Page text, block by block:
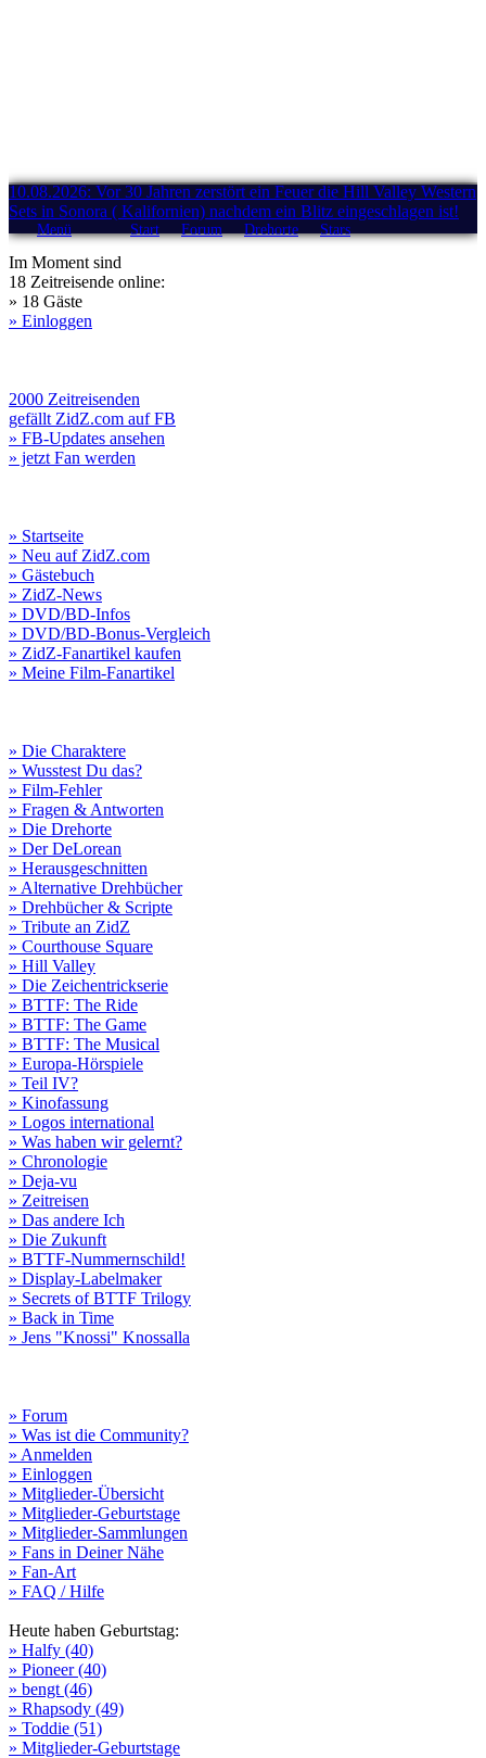
10.08.2026: Vor 30 Jahren zerstört ein Feuer die Hill Valley Western
Sets in Sonora ( Kalifornien) nachdem ein Blitz eingeschlagen ist!
Menü Start Forum Drehorte Stars
Im Moment sind
18 Zeitreisende online:
» 18 Gäste
» Einloggen
2000 Zeitreisenden
gefällt ZidZ.com auf FB
» FB-Updates ansehen
» jetzt Fan werden
» Startseite
» Neu auf ZidZ.com
» Gästebuch
» ZidZ-News
» DVD/BD-Infos
» DVD/BD-Bonus-Vergleich
» ZidZ-Fanartikel kaufen
» Meine Film-Fanartikel
» Die Charaktere
» Wusstest Du das?
» Film-Fehler
» Fragen & Antworten
» Die Drehorte
» Der DeLorean
» Herausgeschnitten
» Alternative Drehbücher
» Drehbücher & Scripte
» Tribute an ZidZ
» Courthouse Square
» Hill Valley
» Die Zeichentrickserie
» BTTF: The Ride
» BTTF: The Game
» BTTF: The Musical
» Europa-Hörspiele
» Teil IV?
» Kinofassung
» Logos international
» Was haben wir gelernt?
» Chronologie
» Deja-vu
» Zeitreisen
» Das andere Ich
» Die Zukunft
» BTTF-Nummernschild!
» Display-Labelmaker
» Secrets of BTTF Trilogy
» Back in Time
» Jens "Knossi" Knossalla
» Forum
» Was ist die Community?
» Anmelden
» Einloggen
» Mitglieder-Übersicht
» Mitglieder-Geburtstage
» Mitglieder-Sammlungen
» Fans in Deiner Nähe
» Fan-Art
» FAQ / Hilfe
Heute haben Geburtstag:
» Halfy (40)
» Pioneer (40)
» bengt (46)
» Rhapsody (49)
» Toddie (51)
» Mitglieder-Geburtstage